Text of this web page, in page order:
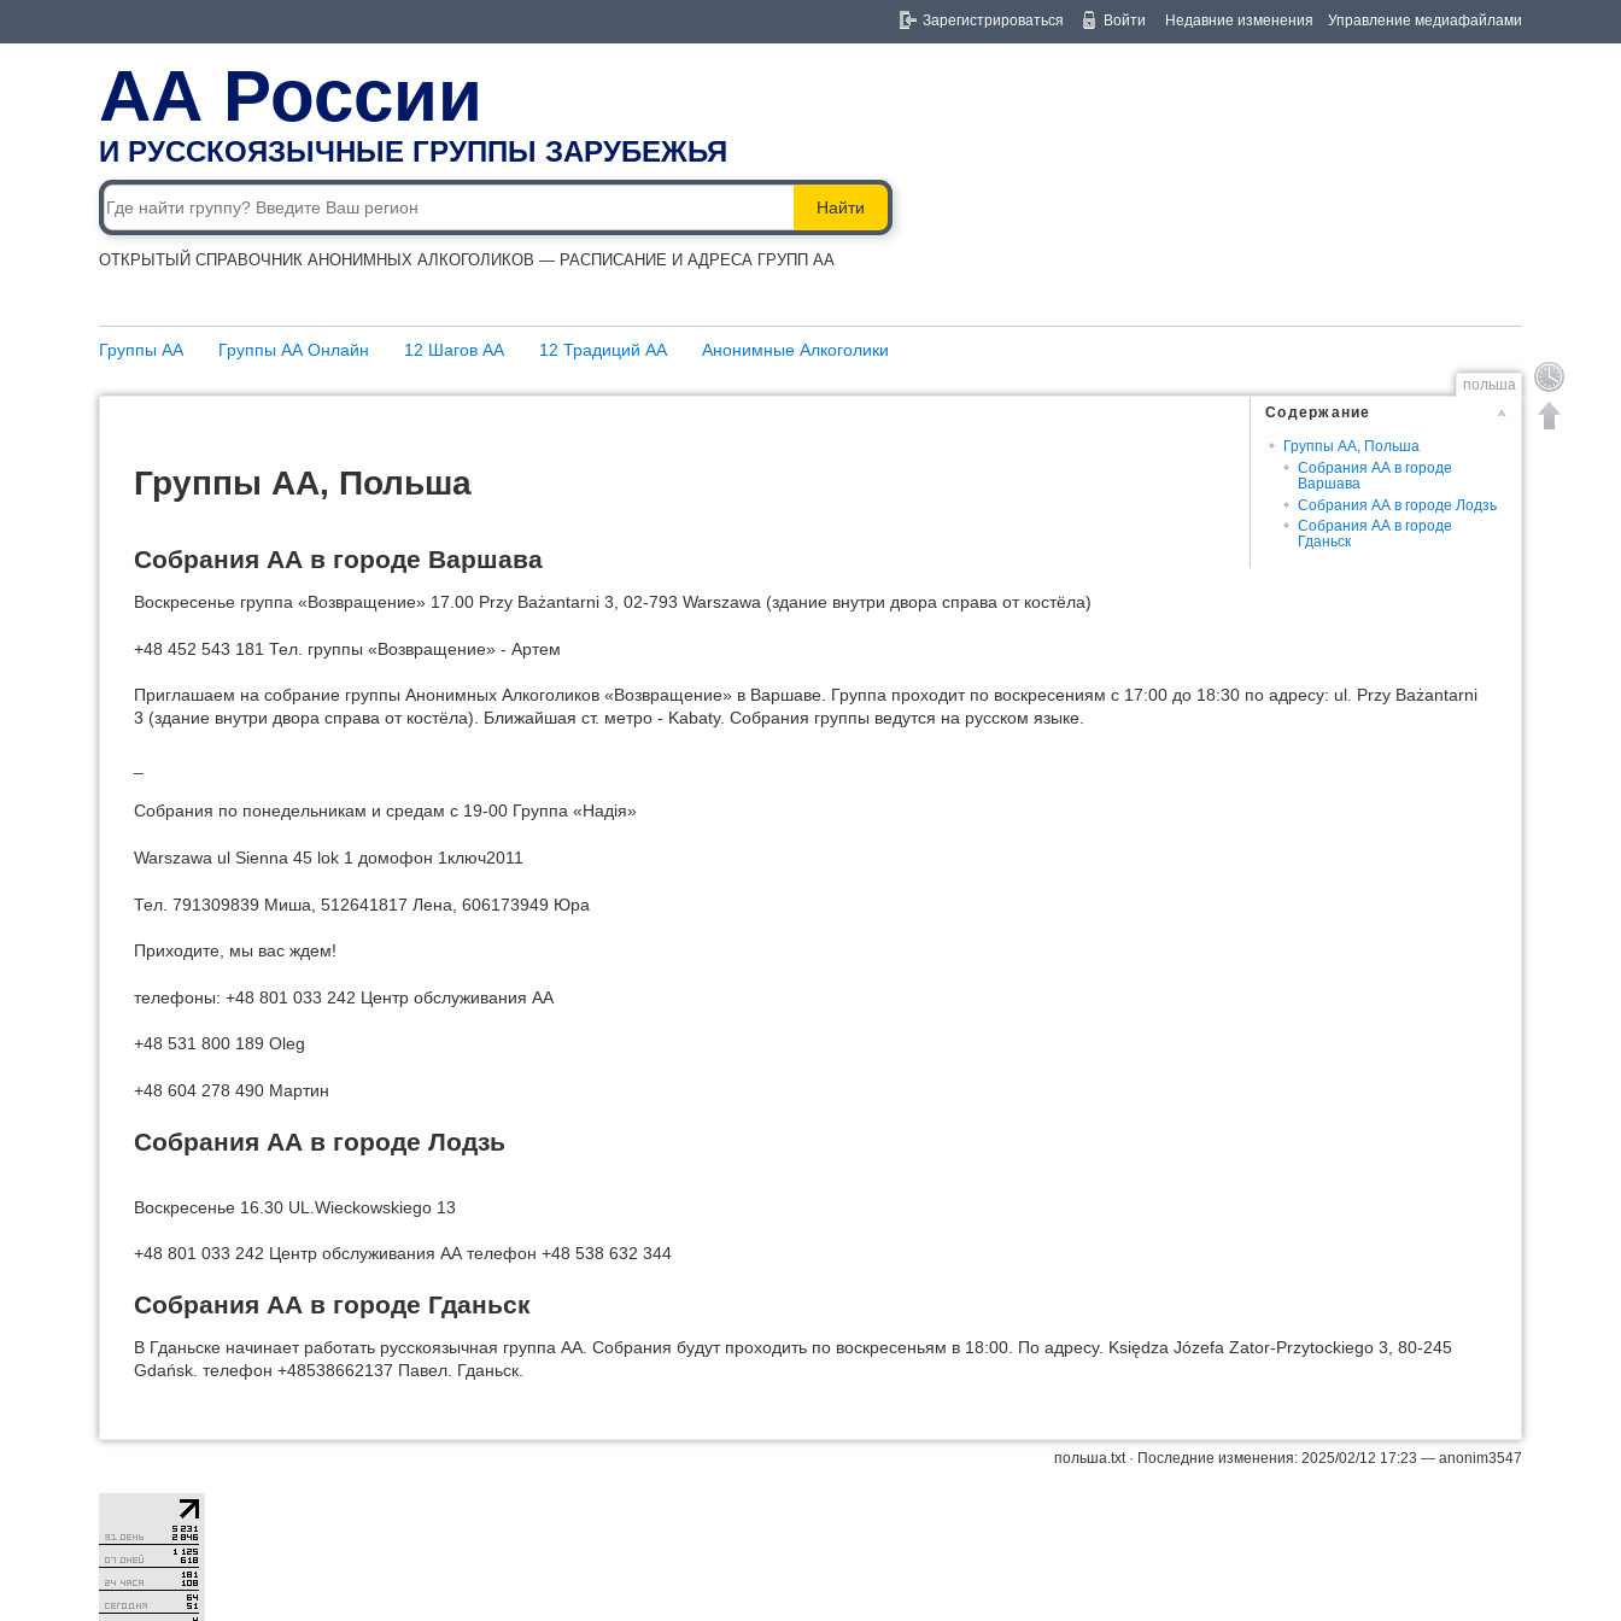
АА России
И РУССКОЯЗЫЧНЫЕ ГРУППЫ ЗАРУБЕЖЬЯ
Найти
ОТКРЫТЫЙ СПРАВОЧНИК АНОНИМНЫХ АЛКОГОЛИКОВ — РАСПИСАНИЕ И АДРЕСА ГРУПП АА
Группы АА Группы АА Онлайн 12 Шагов АА 12 Традиций АА Анонимные Алкоголики
Зарегистрироваться Войти Недавние изменения Управление медиафайлами
польша
Содержание
Группы АА, Польша
Собрания АА в городе
Варшава
Собрания АА в городе Лодзь
Собрания АА в городе
Гданьск
Группы АА, Польша
Собрания АА в городе Варшава
Воскресенье группа «Возвращение» 17.00 Przy Bażantarni 3, 02-793 Warszawa (здание внутри двора справа от костёла)
+48 452 543 181 Тел. группы «Возвращение» - Артем
Приглашаем на собрание группы Анонимных Алкоголиков «Возвращение» в Варшаве. Группа проходит по воскресениям с 17:00 до 18:30 по адресу: ul. Przy Bażantarni
3 (здание внутри двора справа от костёла). Ближайшая ст. метро - Kabaty. Собрания группы ведутся на русском языке.
Собрания по понедельникам и средам с 19-00 Группа «Надiя»
Warszawa ul Sienna 45 lok 1 домофон 1ключ2011
Тел. 791309839 Миша, 512641817 Лена, 606173949 Юра
Приходите, мы вас ждем!
телефоны: +48 801 033 242 Центр обслуживания АА
+48 531 800 189 Oleg
+48 604 278 490 Мартин
Собрания АА в городе Лодзь
Воскресенье 16.30 UL.Wieckowskiego 13
+48 801 033 242 Центр обслуживания АА телефон +48 538 632 344
Собрания АА в городе Гданьск
В Гданьске начинает работать русскоязычная группа АА. Собрания будут проходить по воскресеньям в 18:00. По адресу. Księdza Józefa Zator-Przytockiego 3, 80-245
Gdańsk. телефон +48538662137 Павел. Гданьск.
польша.txt· Последние изменения: 2025/02/12 17:23 — anonim3547